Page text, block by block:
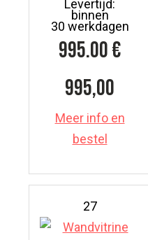
Levertijd:
binnen
30 werkdagen
995.00€
995,00
Meer info en
bestel
27